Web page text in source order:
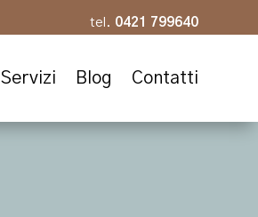
tel. 0421 799640
Servizi Blog Contatti